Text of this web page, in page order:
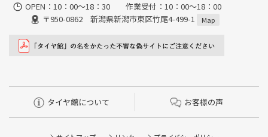
OPEN：10：00～18：30 作業受付：10：00～18：00
〒950-0862 新潟県新潟市東区竹尾4-499-1
Map
タイヤ館について お客様の声